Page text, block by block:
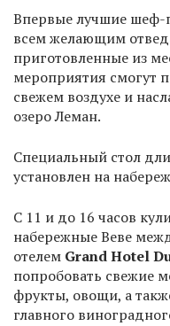
Впервые лучшие шеф-
всем желающим
приготовленные из
мероприятия смогут
свежем воздухе и
озеро Леман.
Специальный стол
установлен на
С 11 и до 16 часов
набережные Веве
отелем GrandHotel
попробовать свежие
фрукты, овощи, а
главного